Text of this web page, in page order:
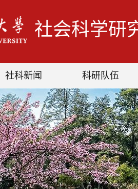
社会科学研
社科新闻 科研队伍